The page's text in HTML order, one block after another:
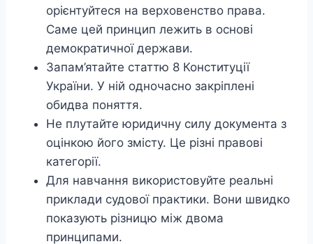
орієнтуйтеся на верховенство права.
Саме цей принцип лежить в основі
демократичної держави.
Запам’ятайте статтю 8 Конституції
України. У ній одночасно закріплені
обидва поняття.
Не плутайте юридичну силу документа з
оцінкою його змісту. Це різні правові
категорії.
Для навчання використовуйте реальні
приклади судової практики. Вони швидко
показують різницю між двома
принципами.